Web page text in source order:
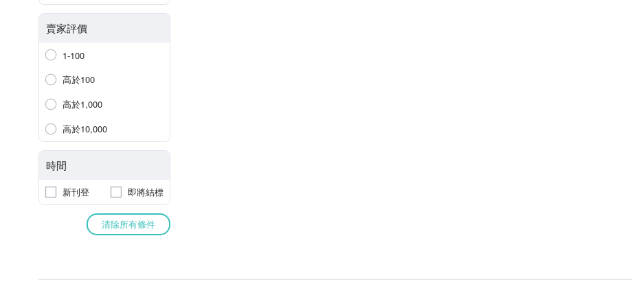
賣家評價
1-100
高於100
高於1,000
高於10,000
時間
新刊登 即將結標
清除所有條件